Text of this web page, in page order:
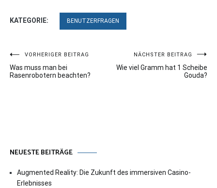
KATEGORIE: BENUTZERFRAGEN
Beitragsnavigation
VORHERIGER BEITRAG
Was muss man bei
Rasenrobotern beachten?
NÄCHSTER BEITRAG
Wie viel Gramm hat 1 Scheibe
Gouda?
NEUESTE BEITRÄGE
Augmented Reality: Die Zukunft des immersiven Casino-
Erlebnisses